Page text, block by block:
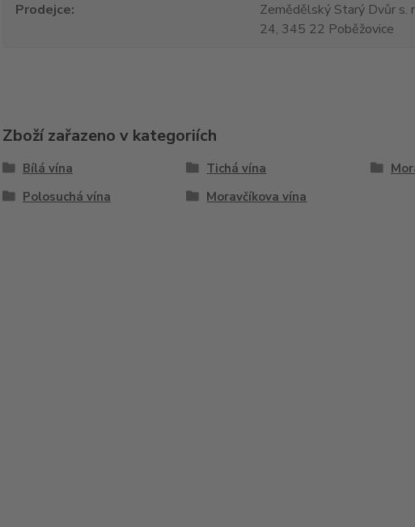
Prodejce
Zemědělský Starý Dvůr s.
24, 345 22 Poběžovice
Zboží zařazeno v kategoriích
Bílá vína Tichá vína
Polosuchá vína
Moravčíkova vína